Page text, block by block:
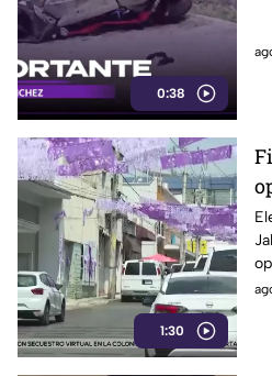
0:38
1:30